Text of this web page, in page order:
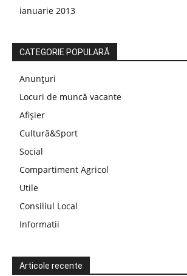
ianuarie 2013
CATEGORIE POPULARĂ
Anunțuri
Locuri de muncă vacante
Afișier
Cultură&Sport
Social
Compartiment Agricol
Utile
Consiliul Local
Informatii
Articole recente